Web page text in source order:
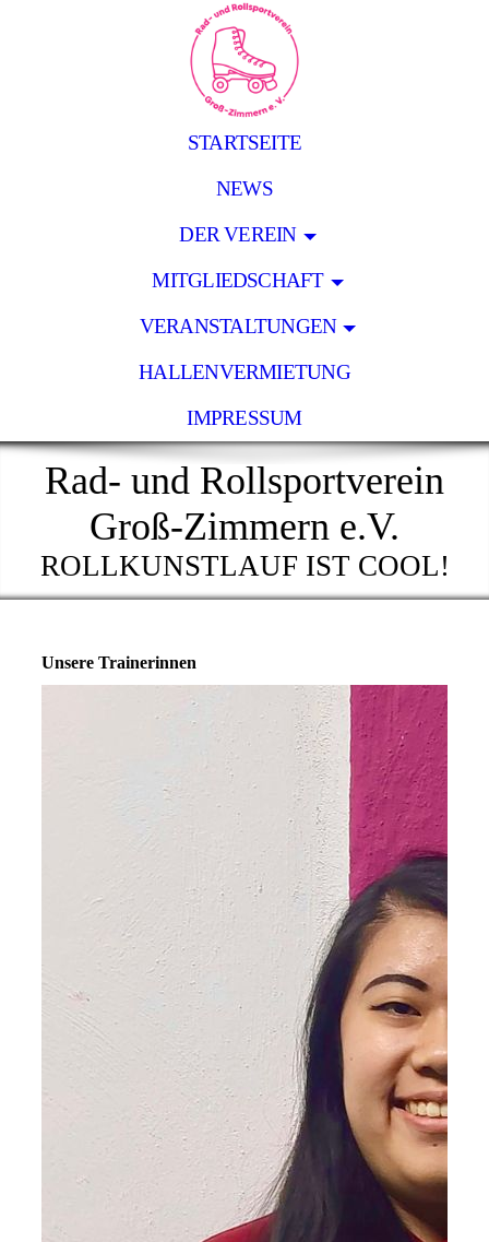
STARTSEITE
NEWS
DER VEREIN
MITGLIEDSCHAFT
VERANSTALTUNGEN
HALLENVERMIETUNG
IMPRESSUM
Rad- und Rollsportverein
Groß-Zimmern e.V.
ROLLKUNSTLAUF IST COOL!
Unsere Trainerinnen